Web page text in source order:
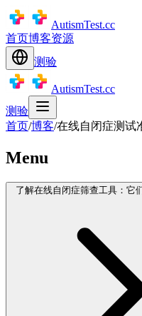
AutismTest.cc
首页博客资源
测验
AutismTest.cc
测验
首页/博客/在线自闭症测试
Menu
了解在线自闭症筛查工具：它